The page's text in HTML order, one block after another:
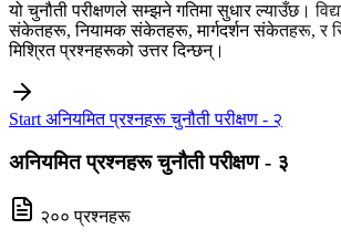
यो चुनौती परीक्षणले सम्झने गतिमा सुधार ल्याउँछ।
संकेतहरू, नियामक संकेतहरू, मार्गदर्शन संकेतहरू, र
मिश्रित प्रश्नहरूको उत्तर दिन्छन्।
Start अनियमित प्रश्नहरू चुनौती परीक्षण - २
अनियमित प्रश्नहरू चुनौती परीक्षण - ३
२०० प्रश्नहरू